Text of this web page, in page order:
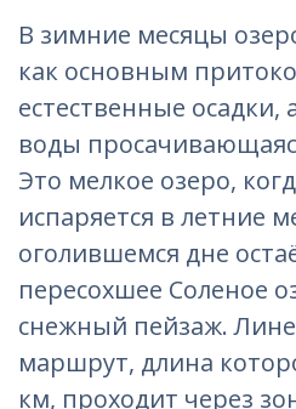
В зимние месяцы
как основным
естественные осадки,
воды
Это мелкое озеро,
испаряется в летние
оголившемся дне
пересохшее Соленое
снежный пейзаж.
маршрут, длина
км, проходит через